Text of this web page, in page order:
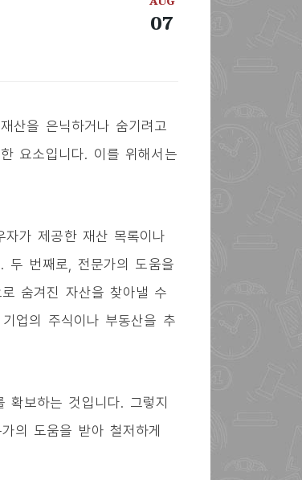
07
산을 은닉하거나 숨기려고
요소입니다. 이를 위해서는
가 제공한 재산 목록이나
두 번째로, 전문가의 도움을
숨겨진 자산을 찾아낼 수
업의 주식이나 부동산을 추
보하는 것입니다. 그렇지
의 도움을 받아 철저하게